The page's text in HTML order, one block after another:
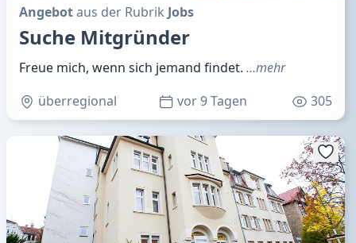
Angebotaus der Rubrik Jobs
Suche Mitgründer
Freue mich, wenn sich jemand findet. …mehr
überregional
vor 9 Tagen 305